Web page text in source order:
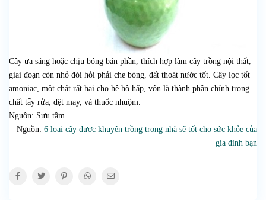
Cây ưa sáng hoặc chịu bóng bán phần, thích hợp làm cây trồng nội thất,
giai đoạn còn nhỏ đòi hỏi phải che bóng, đất thoát nước tốt. Cây lọc tốt
amoniac, một chất rất hại cho hệ hô hấp, vốn là thành phần chính trong
chất tẩy rửa, dệt may, và thuốc nhuộm.
Nguồn: Sưu tầm
Nguồn: 6 loại cây được khuyên trồng trong nhà sẽ tốt cho sức khỏe của
gia đình bạn